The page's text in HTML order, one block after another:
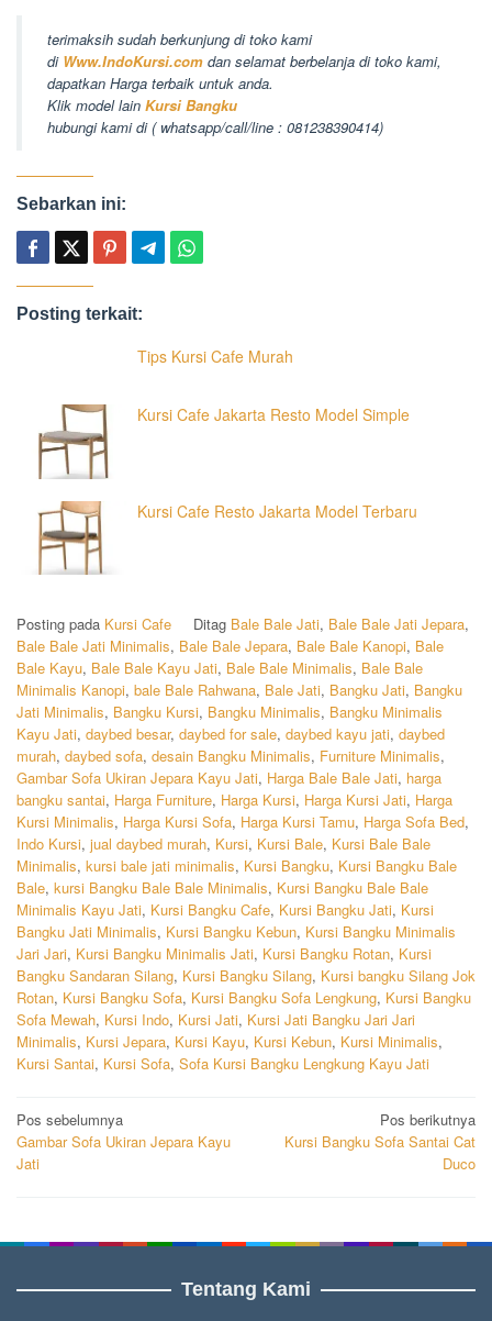
terimaksih sudah berkunjung di toko kami
di Www.IndoKursi.com dan selamat berbelanja di toko kami,
dapatkan Harga terbaik untuk anda.
Klik model lain Kursi Bangku
hubungi kami di ( whatsapp/call/line : 081238390414)
Sebarkan ini:
Posting terkait:
Tips Kursi Cafe Murah
Kursi Cafe Jakarta Resto Model Simple
Kursi Cafe Resto Jakarta Model Terbaru
Posting pada Kursi Cafe Ditag Bale Bale Jati, Bale Bale Jati Jepara,
Bale Bale Jati Minimalis, Bale Bale Jepara, Bale Bale Kanopi, Bale
Bale Kayu, Bale Bale Kayu Jati, Bale Bale Minimalis, Bale Bale
Minimalis Kanopi, bale Bale Rahwana, Bale Jati, Bangku Jati, Bangku
Jati Minimalis, Bangku Kursi, Bangku Minimalis, Bangku Minimalis
Kayu Jati, daybed besar, daybed for sale, daybed kayu jati, daybed
murah, daybed sofa, desain Bangku Minimalis, Furniture Minimalis,
Gambar Sofa Ukiran Jepara Kayu Jati, Harga Bale Bale Jati, harga
bangku santai, Harga Furniture, Harga Kursi, Harga Kursi Jati, Harga
Kursi Minimalis, Harga Kursi Sofa, Harga Kursi Tamu, Harga Sofa Bed,
Indo Kursi, jual daybed murah, Kursi, Kursi Bale, Kursi Bale Bale
Minimalis, kursi bale jati minimalis, Kursi Bangku, Kursi Bangku Bale
Bale, kursi Bangku Bale Bale Minimalis, Kursi Bangku Bale Bale
Minimalis Kayu Jati, Kursi Bangku Cafe, Kursi Bangku Jati, Kursi
Bangku Jati Minimalis, Kursi Bangku Kebun, Kursi Bangku Minimalis
Jari Jari, Kursi Bangku Minimalis Jati, Kursi Bangku Rotan, Kursi
Bangku Sandaran Silang, Kursi Bangku Silang, Kursi bangku Silang Jok
Rotan, Kursi Bangku Sofa, Kursi Bangku Sofa Lengkung, Kursi Bangku
Sofa Mewah, Kursi Indo, Kursi Jati, Kursi Jati Bangku Jari Jari
Minimalis, Kursi Jepara, Kursi Kayu, Kursi Kebun, Kursi Minimalis,
Kursi Santai, Kursi Sofa, Sofa Kursi Bangku Lengkung Kayu Jati
Navigasi
pos
Pos sebelumnya
Gambar Sofa Ukiran Jepara Kayu
Jati
Pos berikutnya
Kursi Bangku Sofa Santai Cat
Duco
Tentang Kami